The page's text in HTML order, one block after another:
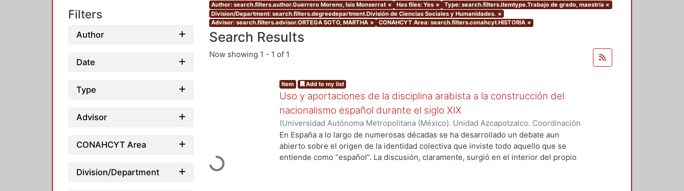
Filters
Author
Date
Type
Advisor
CONAHCYT Area
Division/Department
Author: search.filters.author.Guerrero Moreno, Isis Monserrat × Has files: Yes × Type: search.filters.itemtype.Trabajo de grado, maestría ×
Division/Department: search.filters.degreedepartment.División de Ciencias Sociales y Humanidades. ×
Advisor: search.filters.advisor.ORTEGA SOTO, MARTHA × CONAHCYT Area: search.filters.conahcyt.HISTORIA ×
Search Results
Now showing 1 - 1 of 1
Loading...
Item Add to my list
Uso y aportaciones de la disciplina arabista a la construcción del
nacionalismo español durante el siglo XIX
(Universidad Autónoma Metropolitana (México). Unidad Azcapotzalco. Coordinación
de Servicios de Información.,2015-09)Guerrero Moreno, Isis Monserrat
En España a lo largo de numerosas décadas se ha desarrollado un debate aun
abierto sobre el origen de la identidad colectiva que inviste todo aquello que se
entiende como “español”. La discusión, claramente, surgió en el interior del propio